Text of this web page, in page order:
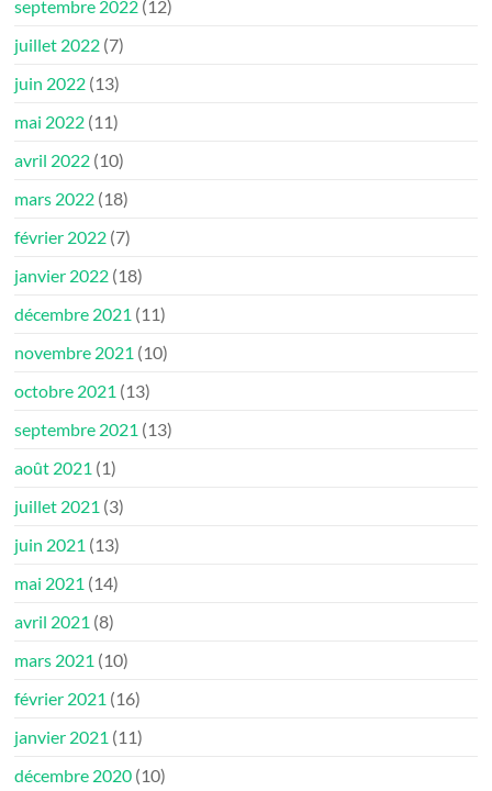
septembre 2022 (12)
juillet 2022 (7)
juin 2022 (13)
mai 2022 (11)
avril 2022 (10)
mars 2022 (18)
février 2022 (7)
janvier 2022 (18)
décembre 2021 (11)
novembre 2021 (10)
octobre 2021 (13)
septembre 2021 (13)
août 2021 (1)
juillet 2021 (3)
juin 2021 (13)
mai 2021 (14)
avril 2021 (8)
mars 2021 (10)
février 2021 (16)
janvier 2021 (11)
décembre 2020 (10)